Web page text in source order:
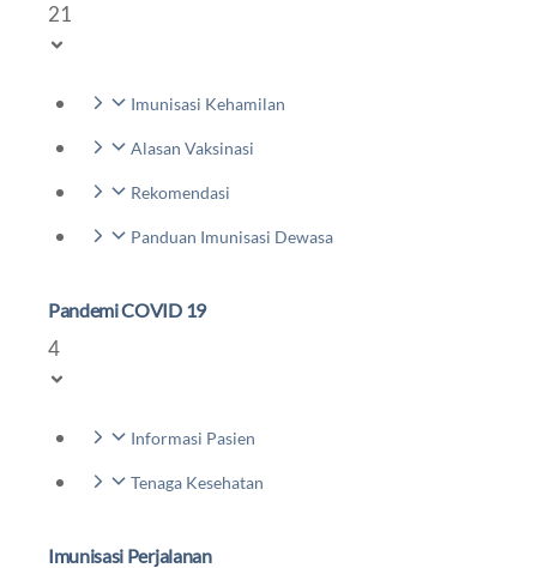
21
Imunisasi Kehamilan
Alasan Vaksinasi
Rekomendasi
Panduan Imunisasi Dewasa
Pandemi COVID 19
4
Informasi Pasien
Tenaga Kesehatan
Imunisasi Perjalanan